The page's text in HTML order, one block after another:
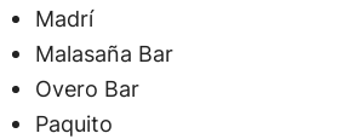
Madrí
Malasaña Bar
Overo Bar
Paquito